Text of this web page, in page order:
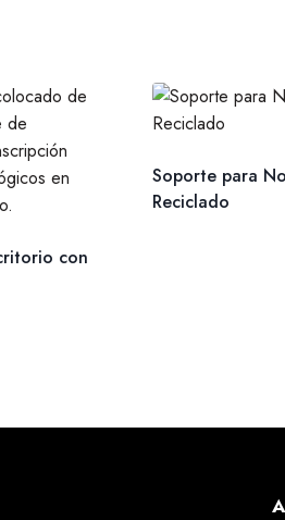
con
Soporte para
Reciclado